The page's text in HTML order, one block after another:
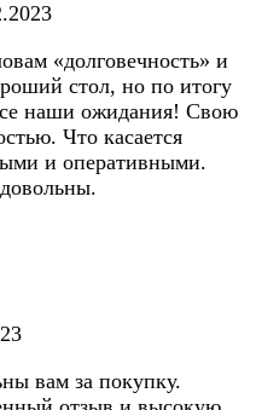
«долговечность» и
стол, но по итогу
наши ожидания! Свою
Что касается
и оперативными.
вам за покупку.